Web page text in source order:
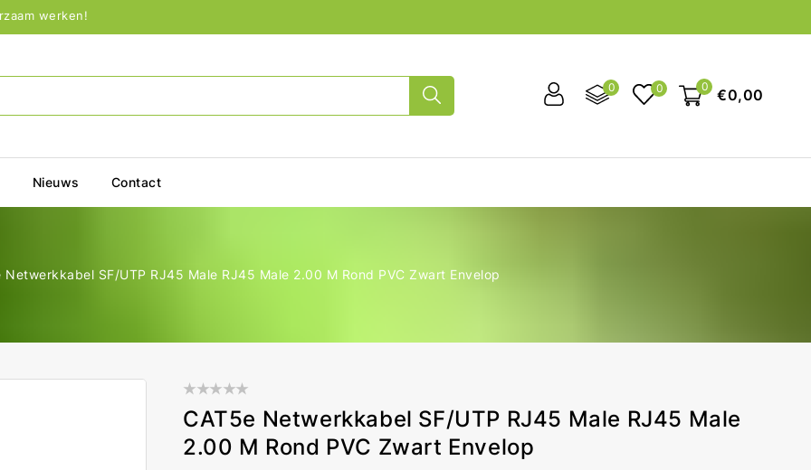
werken!
0 0 €0,00
0
Nieuws Contact
Netwerkkabel SF/UTP RJ45 Male RJ45 Male 2.00 M Rond PVC Zwart Envelop
CAT5e Netwerkkabel SF/UTP RJ45 Male RJ45 Male
2.00 M Rond PVC Zwart Envelop